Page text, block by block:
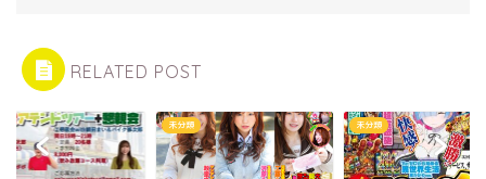
RELATED POST
未分類 未分類